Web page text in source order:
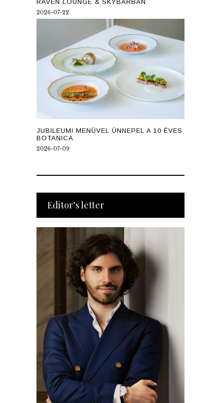
RAVEN LOUNGE & SKYBARBAN
2026-07-22
JUBILEUMI MENÜVEL ÜNNEPEL A 10 ÉVES
BOTANICA
2026-07-09
Editor’s letter